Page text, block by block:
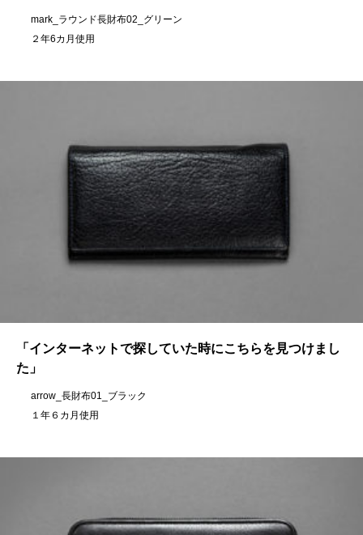
mark_ラウンド長財布02_グリーン
２年6カ月使用
「インターネットで探していた時にこちらを見つけまし
た」
arrow_長財布01_ブラック
１年６カ月使用